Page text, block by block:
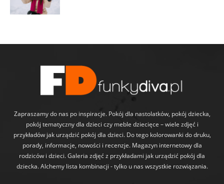
Zapraszamy do nas po inspiracje. Pokój dla nastolatków, pokój dziecka,
pokój tematyczny dla dzieci czy meble dziecięce – wiele zdjęć i
przykładów jak urządzić pokój dla dzieci. Do tego kolorowanki do druku,
porady, informacje, nowości i recenzje. Magazyn internetowy dla
rodziców i dzieci. Galeria zdjęć z przykładami jak urządzić pokój dla
dziecka. Alchemy lista kombinacji - tylko u nas wszystkie rozwiązania.